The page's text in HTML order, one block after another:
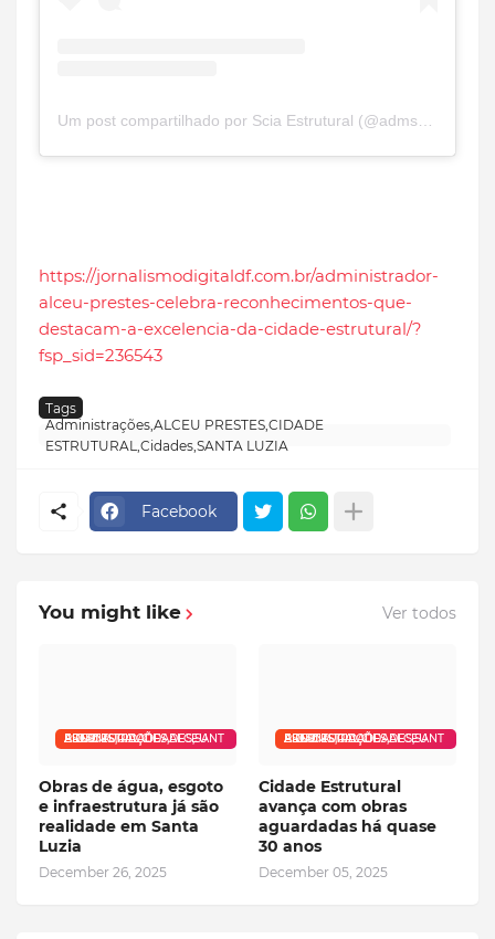
Um post compartilhado por Scia Estrutural (@admscia)
https://jornalismodigitaldf.com.br/administrador-
alceu-prestes-celebra-reconhecimentos-que-
destacam-a-excelencia-da-cidade-estrutural/?
fsp_sid=236543
Tags
Administrações,ALCEU PRESTES,CIDADE
ESTRUTURAL,Cidades,SANTA LUZIA
Facebook
You might like Ver todos
ADMINISTRAÇÕES,ALCEU PRESTES,CIDADE ESTRUTURAL,CIDADES,SANTA LUZIA
Obras de água, esgoto
e infraestrutura já são
realidade em Santa
Luzia
December 26, 2025
ADMINISTRAÇÕES,ALCEU PRESTES,CIDADE ESTRUTURAL,CIDADES,SANTA LUZIA
Cidade Estrutural
avança com obras
aguardadas há quase
30 anos
December 05, 2025